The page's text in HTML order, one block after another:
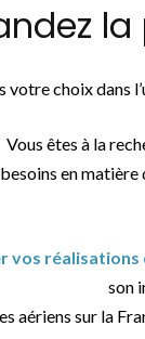
la
votre choix dans
Vous êtes à la
en
vos
son
aériens sur la